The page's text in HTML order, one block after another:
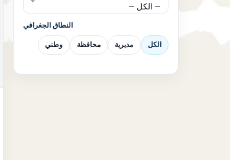
— الكل —
النطاق الجغرافي
الكل مديرية محافظة وطني